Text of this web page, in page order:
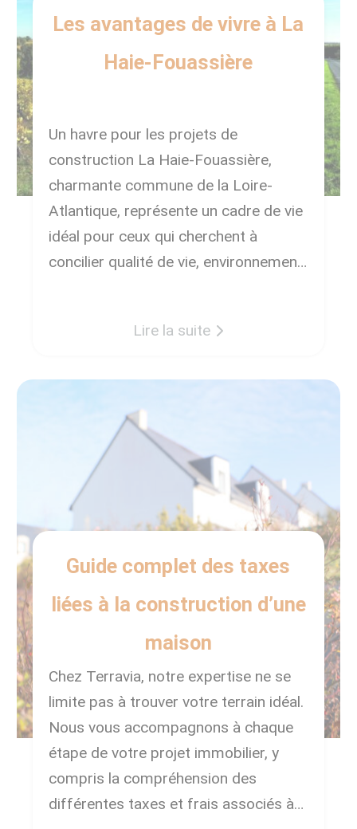
Les avantages de vivre à La
Haie-Fouassière
Un havre pour les projets de
construction La Haie-Fouassière,
charmante commune de la Loire-
Atlantique, représente un cadre de vie
idéal pour ceux qui cherchent à
concilier qualité de vie, environnement
avantages de devenir propriétaire à La
Lire la suite
Guide complet des taxes
liées à la construction d’une
maison
Chez Terravia, notre expertise ne se
limite pas à trouver votre terrain idéal.
Nous vous accompagnons à chaque
étape de votre projet immobilier, y
compris la compréhension des
différentes taxes et frais associés à